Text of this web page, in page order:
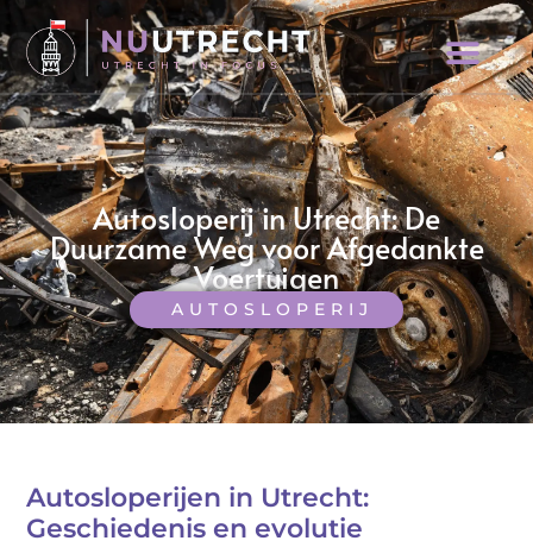
Autosloperij in Utrecht: De
Duurzame Weg voor Afgedankte
Voertuigen
AUTOSLOPERIJ
Autosloperijen in Utrecht:
Geschiedenis en evolutie